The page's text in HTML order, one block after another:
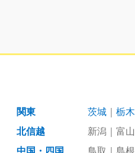
関東 茨城 栃木
北信越 新潟 富山
中国・四国 鳥取 島根